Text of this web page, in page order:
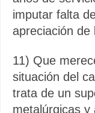
imputar falta
apreciación de
11) Que
situación del
trata de un
metalúrgicas y